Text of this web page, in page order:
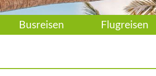
Busreisen Flugreisen